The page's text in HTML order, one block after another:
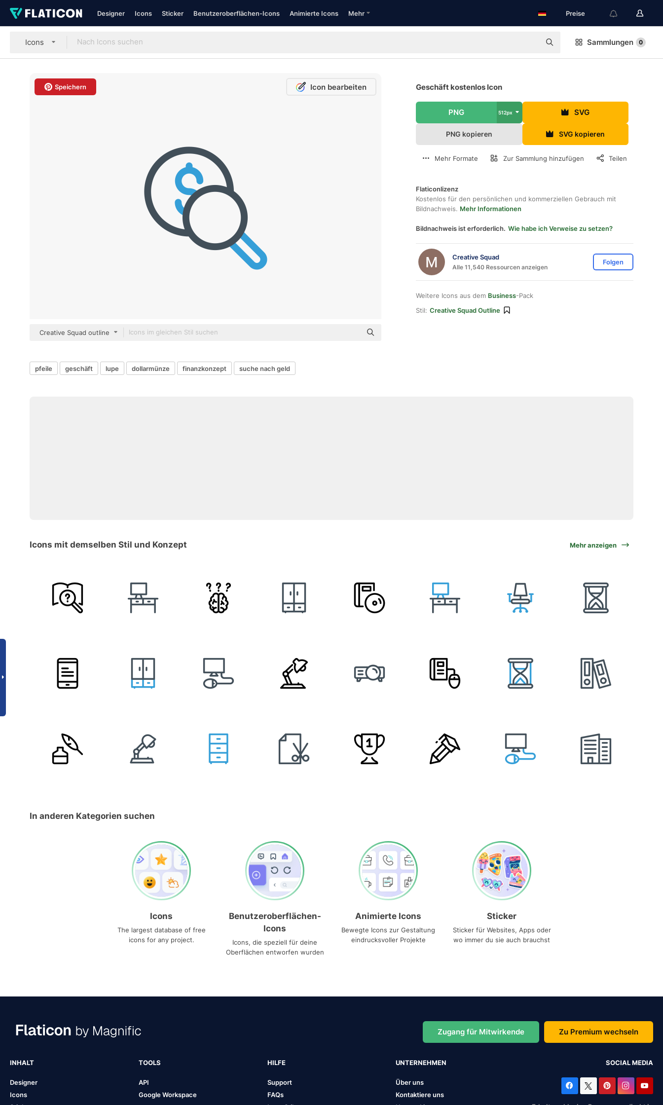
Designer Icons Sticker Benutzeroberflächen-Icons Animierte Icons Mehr Preise
Icons Sammlungen 0
Speichern Icon bearbeiten
Creative Squad outline
Geschäft kostenlos Icon
PNG 512px SVG
PNG kopieren SVG kopieren
Mehr Formate Zur Sammlung hinzufügen Teilen
Flaticonlizenz
Kostenlos für den persönlichen und kommerziellen Gebrauch mit
Bildnachweis. Mehr Informationen
Bildnachweis ist erforderlich. Wie habe ich Verweise zu setzen?
Creative Squad
Alle 11,540 Ressourcen anzeigen
Folgen
Weitere Icons aus dem Business-Pack
Stil: Creative Squad Outline
pfeile geschäft lupe dollarmünze finanzkonzept suche nach geld
Icons mit demselben Stil und Konzept Mehr anzeigen
In anderen Kategorien suchen
Icons
The largest database of free
icons for any project.
Benutzeroberflächen-
Icons
Icons, die speziell für deine
Oberflächen entworfen wurden
Animierte Icons
Bewegte Icons zur Gestaltung
eindrucksvoller Projekte
Sticker
Sticker für Websites, Apps oder
wo immer du sie auch brauchst
Zugang für Mitwirkende Zu Premium wechseln
INHALT
Designer
Icons
TOOLS
API
Google Workspace
HILFE
Support
FAQs
UNTERNEHMEN
Über uns
Kontaktiere uns
SOCIAL MEDIA